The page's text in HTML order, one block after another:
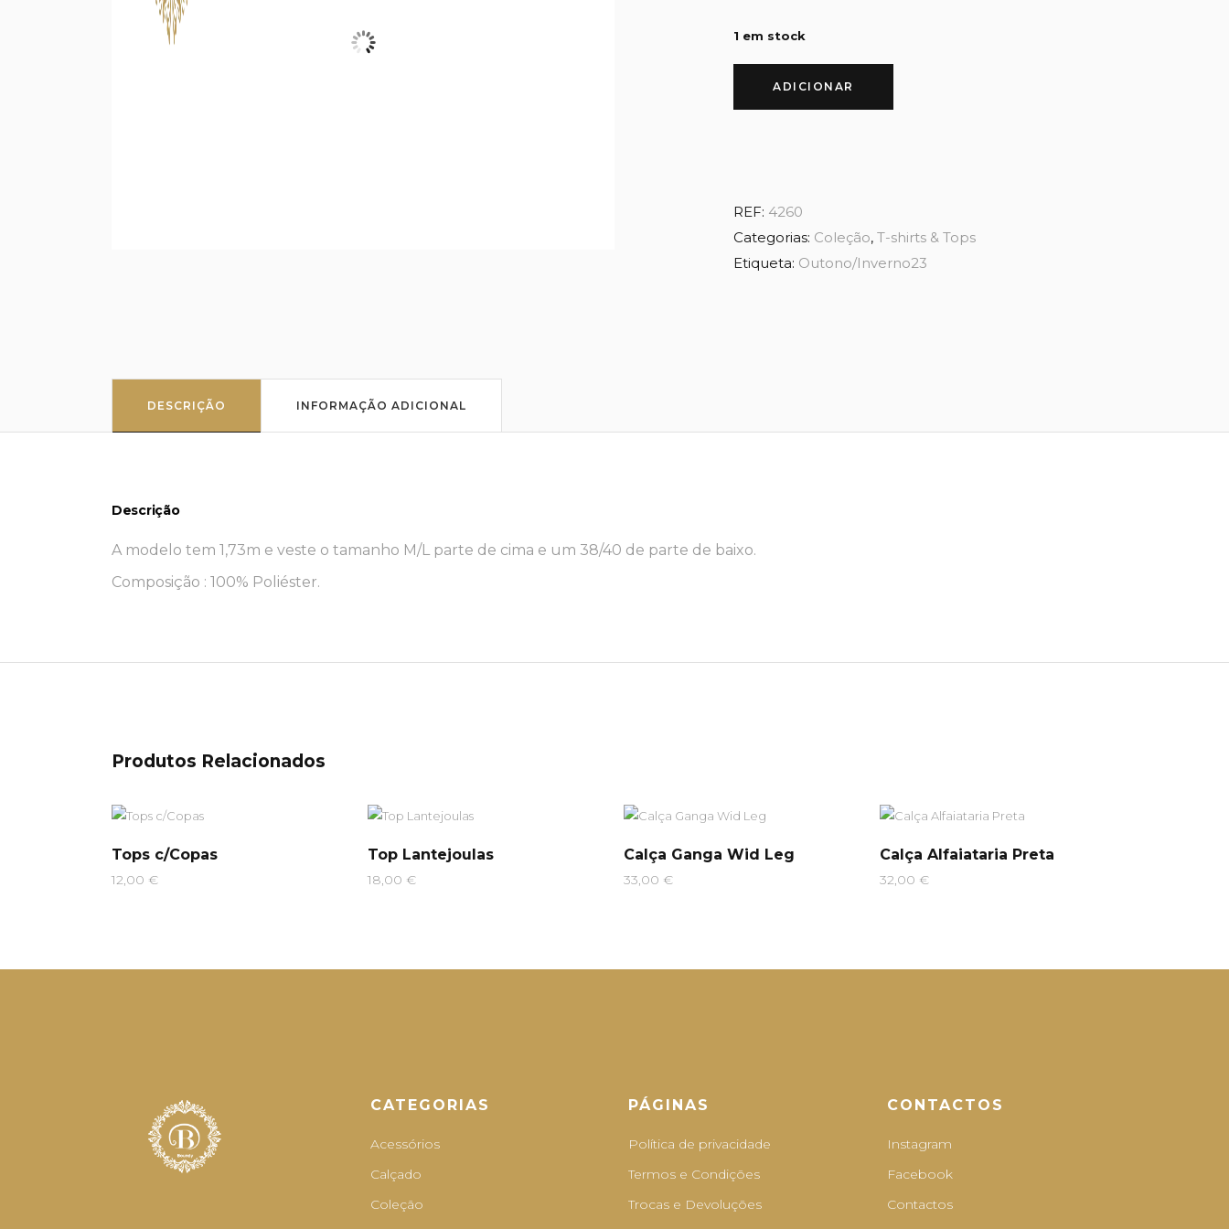
1 em stock
ADICIONAR
REF: 4260
Categorias: Coleção, T-shirts & Tops
Etiqueta: Outono/Inverno23
DESCRIÇÃO INFORMAÇÃO ADICIONAL
Descrição
A modelo tem 1,73m e veste o tamanho M/L parte de cima e um 38/40 de parte de baixo.
Composição : 100% Poliéster.
Produtos Relacionados
Tops c/Copas
12,00 €
Top Lantejoulas
18,00 €
Calça Ganga Wid Leg
33,00 €
Calça Alfaiataria Preta
32,00 €
CATEGORIAS
Acessórios
Calçado
Coleção
PÁGINAS
Política de privacidade
Termos e Condições
Trocas e Devoluções
CONTACTOS
Instagram
Facebook
Contactos